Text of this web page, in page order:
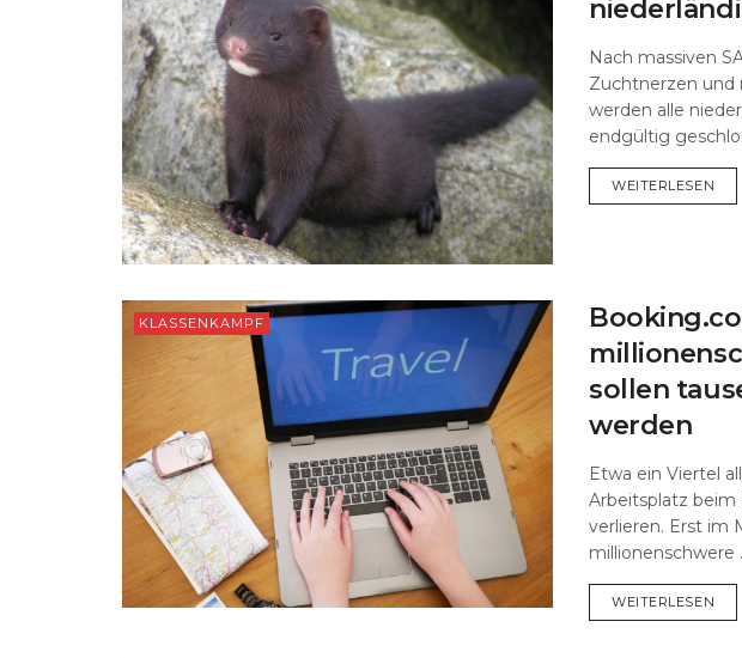
Nach massiven
Zuchtnerzen und
werden alle
endgültig
WEITERLESEN
KLASSENKAMPF
sollen
werden
Etwa ein Viertel
Arbeitsplatz
verlieren. Erst im
millionenschwere
WEITERLESEN